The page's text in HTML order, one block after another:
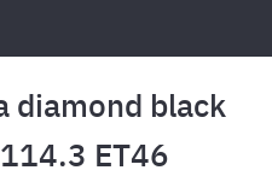
diamond black
ET46